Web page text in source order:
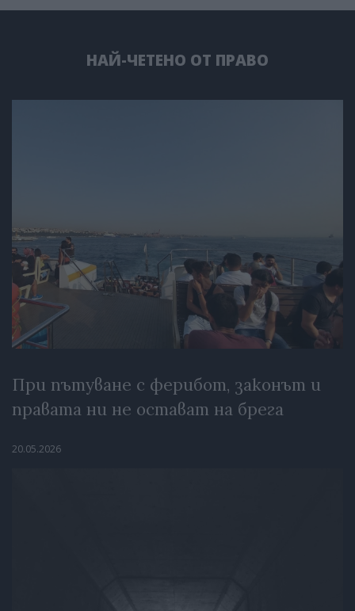
НАЙ-ЧЕТЕНО ОТ ПРАВО
При пътуване с ферибот, законът и
правата ни не остават на брега
20.05.2026